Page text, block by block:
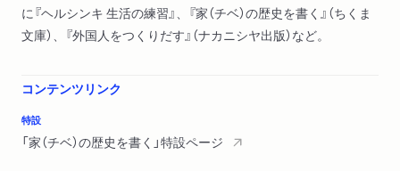
に『ヘルシンキ 生活の練習』、『家（チベ）の歴史を書く』（ちくま
文庫）、『外国人をつくりだす』（ナカニシヤ出版）など。
コンテンツリンク
特設
「家（チベ）の歴史を書く」特設ページ